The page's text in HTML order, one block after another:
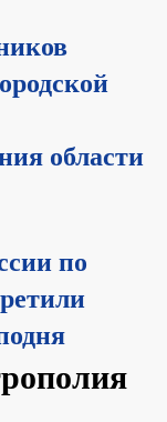
области
по